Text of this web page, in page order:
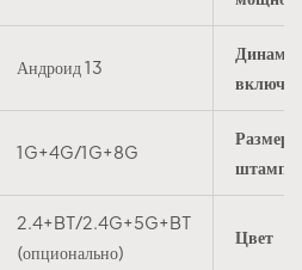
Андроид 13
1G+4G/1G+8G
Размер
штампа
2.4+BT/2.4G+5G+BT
(опционально)
Цвет